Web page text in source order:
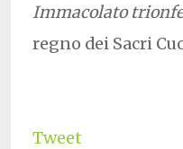
Immacolato
regno dei Sacri
Tweet